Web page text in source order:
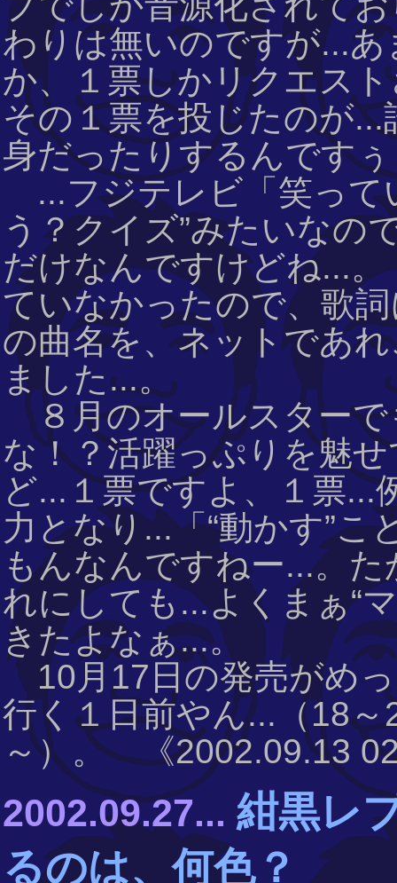
わりは無いのですが...
か、１票しかリクエス
その１票を投じたのが
身だったりするんです
...フジテレビ「笑って
う？クイズ”みたいなの
だけなんですけどね...
ていなかったので、歌
の曲名を、ネットであ
ました...。
８月のオールスターで
な！？活躍っぷりを魅
ど...１票ですよ、１票...
力となり...「“動かす”
もんなんですねー...。
れにしても...よくまぁ“
きたよなぁ...。
10月17日の発売がめ
行く１日前やん...（18
～）。 《2002.09.13
2002.09.27... 紺黒レ
るのは、何色？